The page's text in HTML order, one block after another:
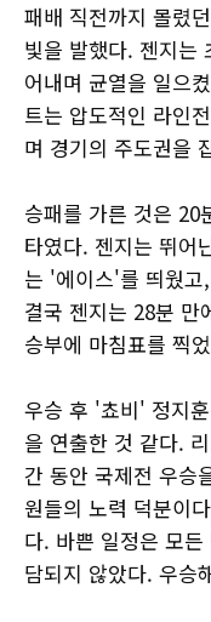
패배 직전까지 몰렸
빛을 발했다. 젠지는
어내며 균열을 일으
트는 압도적인 라인
며 경기의 주도권을
승패를 가른 것은 20
타였다. 젠지는 뛰어
는 '에이스'를 띄웠
결국 젠지는 28분 만
승부에 마침표를 찍
우승 후 '쵸비' 정지
을 연출한 것 같다.
간 동안 국제전 우승
원들의 노력 덕분이
다. 바쁜 일정은 모
담되지 않았다. 우승